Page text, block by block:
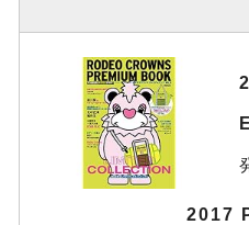
2017